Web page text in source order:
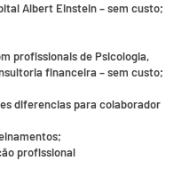
Albert Einstein – sem custo;
profissionais de Psicologia,
financeira – sem custo;
diferencias para colaborador
profissional